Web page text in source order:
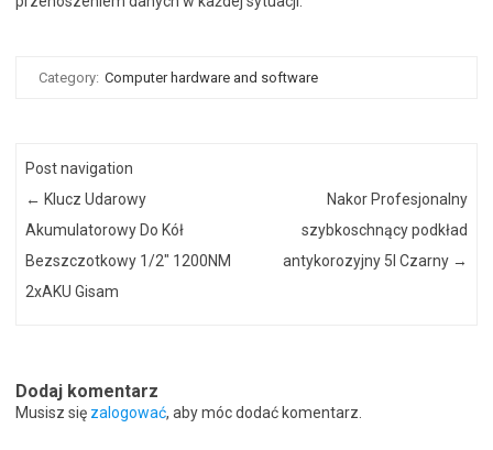
Category: Computer hardware and software
Post navigation
← Klucz Udarowy
Akumulatorowy Do Kół
Bezszczotkowy 1/2″ 1200NM
2xAKU Gisam
Nakor Profesjonalny
szybkoschnący podkład
antykorozyjny 5l Czarny →
Dodaj komentarz
Musisz się zalogować, aby móc dodać komentarz.